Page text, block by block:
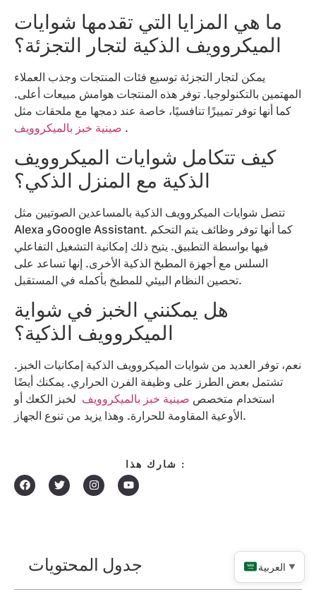
ما هي المزايا التي تقدمها شوايات
الميكروويف الذكية لتجار التجزئة؟
يمكن لتجار التجزئة توسيع فئات المنتجات وجذب العملاء
المهتمين بالتكنولوجيا. توفر هذه المنتجات هوامش مبيعات أعلى.
كما أنها توفر تمييزًا تنافسيًا، خاصة عند دمجها مع ملحقات مثل
.
كيف تتكامل شوايات الميكروويف
الذكية مع المنزل الذكي؟
تتصل شوايات الميكروويف الذكية بالمساعدين الصوتيين مثل
Alexa وGoogle Assistant. كما أنها توفر وظائف يتم التحكم
فيها بواسطة التطبيق. يتيح ذلك إمكانية التشغيل التفاعلي
السلس مع أجهزة المطبخ الذكية الأخرى. إنها تساعد على
تحصين النظام البيئي للمطبخ بأكمله في المستقبل.
هل يمكنني الخبز في شواية
الميكروويف الذكية؟
نعم، توفر العديد من شوايات الميكروويف الذكية إمكانيات الخبز.
تشتمل بعض الطرز على وظيفة الفرن الحراري. يمكنك أيضًا
استخدام متخصص صينية خبز بالميكروويف لخبز الكعك أو
الأوعية المقاومة للحرارة. وهذا يزيد من تنوع الجهاز.
شارك هذا :
جدول المحتويات العربية ▼